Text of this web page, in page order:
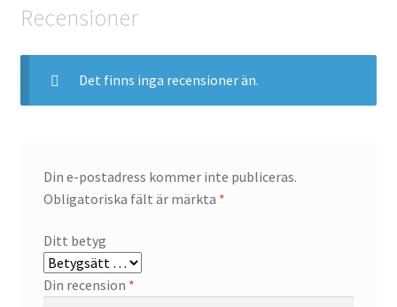
Recensioner
Det finns inga recensioner än.
Din e-postadress kommer inte publiceras.
Obligatoriska fält är märkta *
Ditt betyg
Din recension *